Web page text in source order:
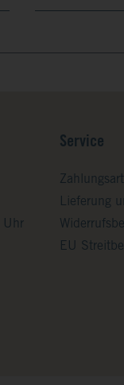
Uhr
Service
Lieferung
EU